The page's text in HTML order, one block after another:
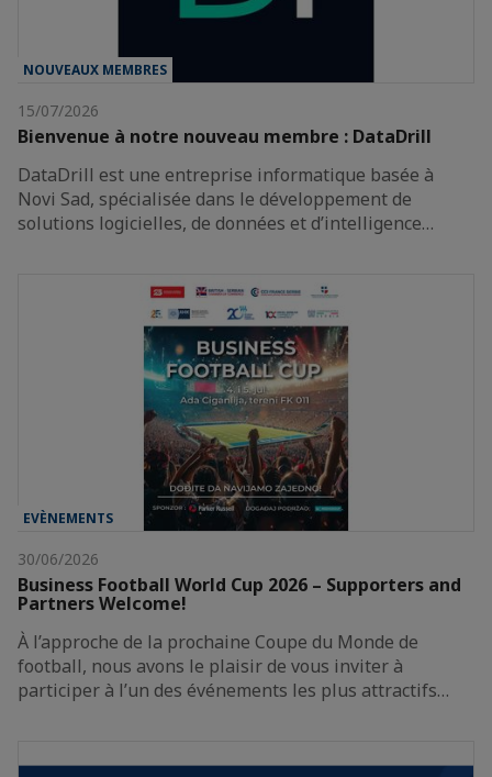
NOUVEAUX MEMBRES
15/07/2026
Bienvenue à notre nouveau membre : DataDrill
DataDrill est une entreprise informatique basée à
Novi Sad, spécialisée dans le développement de
solutions logicielles, de données et d’intelligence…
EVÈNEMENTS
30/06/2026
Business Football World Cup 2026 – Supporters and
Partners Welcome!
À l’approche de la prochaine Coupe du Monde de
football, nous avons le plaisir de vous inviter à
participer à l’un des événements les plus attractifs…